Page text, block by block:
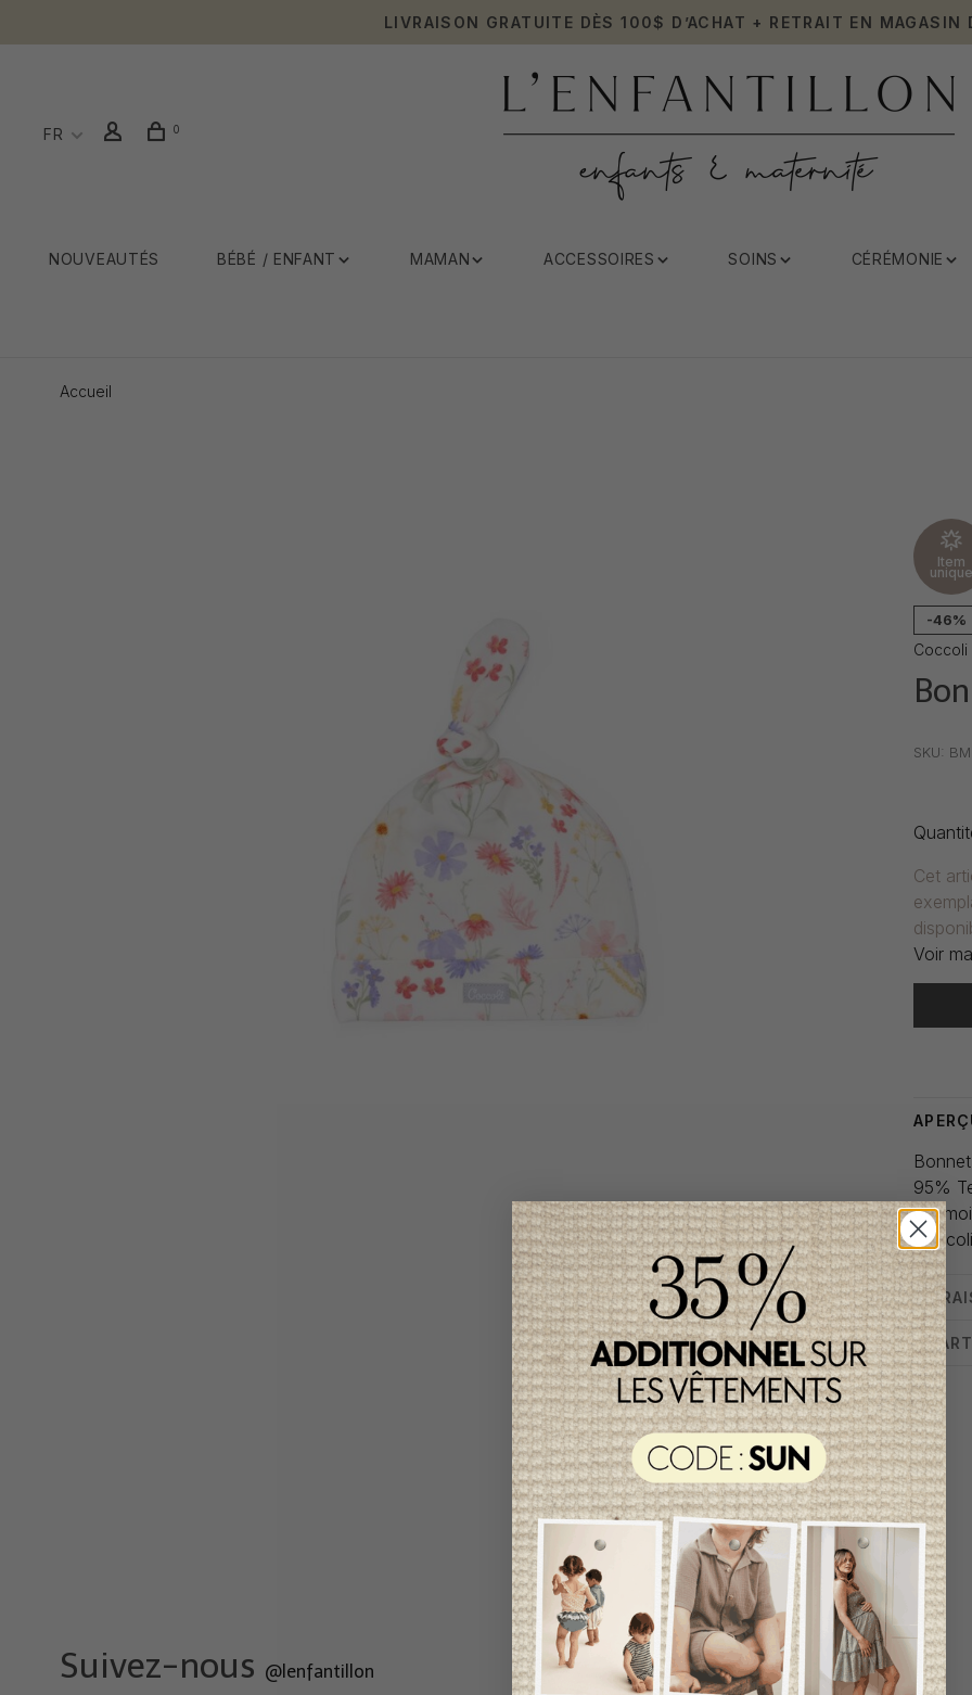
LIVRAISON GRATUITE DÈS 100$ D’ACHAT + RETRAIT EN MAGASIN
FR 0
NOUVEAUTÉS BÉBÉ / ENFANT MAMAN ACCESSOIRES SOINS CÉRÉMONIE
Accueil
Item
-46%
Coccoli
SKU:
Cet
Voir
95%
0-1
Suivez-nous @lenfantillon